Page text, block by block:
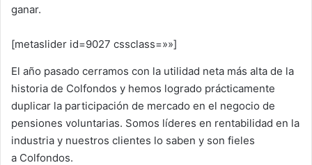
ganar.
[metaslider id=9027 cssclass=»»]
El año pasado cerramos con la utilidad neta más alta de la
historia de Colfondos y hemos logrado prácticamente
duplicar la participación de mercado en el negocio de
pensiones voluntarias. Somos líderes en rentabilidad en la
industria y nuestros clientes lo saben y son fieles
a Colfondos.